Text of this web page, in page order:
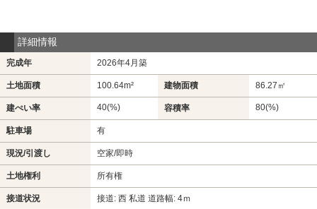
詳細情報
完成年 2026年4月築
土地面積 100.64m² 建物面積 86.27㎡
建ぺい率 40(%) 容積率 80(%)
駐車場 有
現況/引渡し 空家/即時
土地権利 所有権
接道状況 接道: 西 私道 道路幅: 4ｍ